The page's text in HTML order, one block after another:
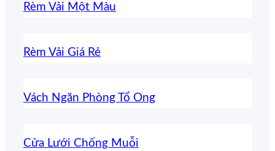
Rèm Vải Một Màu
Rèm Vải Giá Rẻ
Vách Ngăn Phòng Tổ Ong
Cửa Lưới Chống Muỗi